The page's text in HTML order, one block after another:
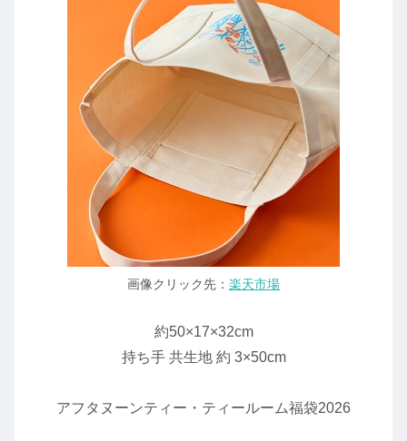
画像クリック先： 楽天市場
約50×17×32cm
持ち手 共生地 約 3×50cm
アフタヌーンティー・ティールーム福袋2026